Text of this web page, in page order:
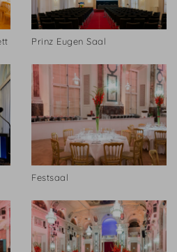
Prinz Eugen Saal
Festsaal